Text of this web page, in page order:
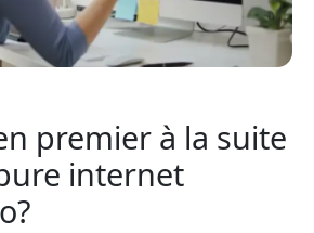
premier à la suite
internet